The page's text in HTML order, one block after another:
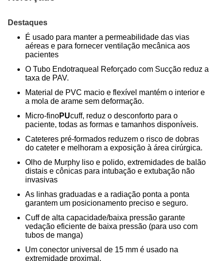
Destaques
É usado para manter a permeabilidade das vias
aéreas e para fornecer ventilação mecânica aos
pacientes
O Tubo Endotraqueal Reforçado com Sucção reduz a
taxa de PAV.
Material de PVC macio e flexível mantém o interior e
a mola de arame sem deformação.
Micro-finoPUcuff, reduz o desconforto para o
paciente, todas as formas e tamanhos disponíveis.
Cateteres pré-formados reduzem o risco de dobras
do cateter e melhoram a exposição à área cirúrgica.
Olho de Murphy liso e polido, extremidades de balão
distais e cônicas para intubação e extubação não
invasivas
As linhas graduadas e a radiação ponta a ponta
garantem um posicionamento preciso e seguro.
Cuff de alta capacidade/baixa pressão garante
vedação eficiente de baixa pressão (para uso com
tubos de manga)
Um conector universal de 15 mm é usado na
extremidade proximal.